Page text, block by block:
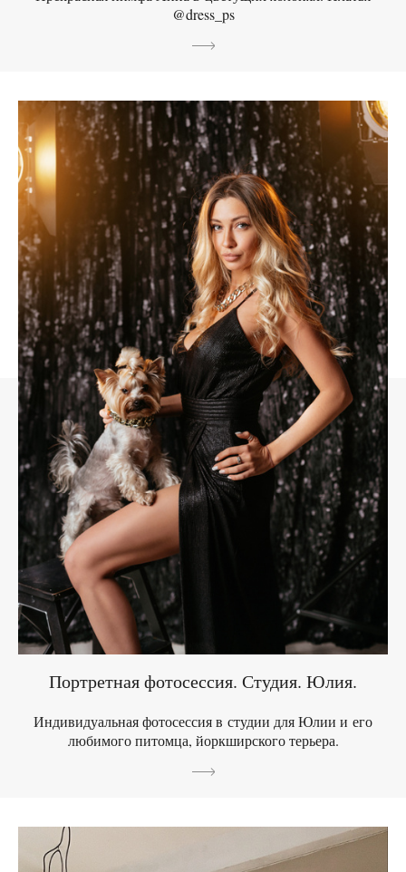
@dress_ps
Портретная фотосессия. Студия. Юлия.
Индивидуальная фотосессия в студии для Юлии и его
любимого питомца, йоркширского терьера.